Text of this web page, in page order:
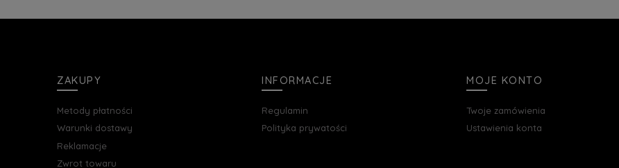
ZAKUPY
Metody płatności
Warunki dostawy
Reklamacje
Zwrot towaru
INFORMACJE
Regulamin
Polityka prywatości
MOJE KONTO
Twoje zamówienia
Ustawienia konta